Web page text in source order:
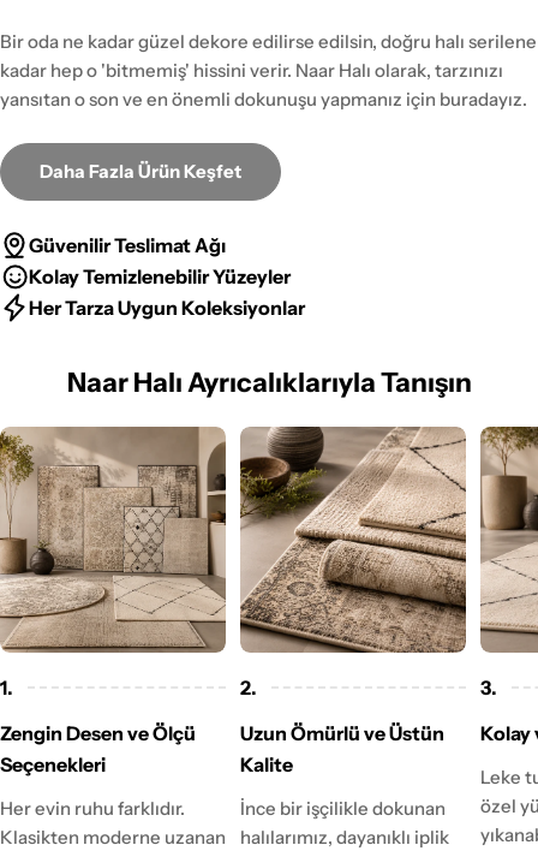
Bir oda ne kadar güzel dekore edilirse edilsin, doğru halı serilene
kadar hep o 'bitmemiş' hissini verir. Naar Halı olarak, tarzınızı
yansıtan o son ve en önemli dokunuşu yapmanız için buradayız.
Daha Fazla Ürün Keşfet
Güvenilir Teslimat Ağı
Kolay Temizlenebilir Yüzeyler
Her Tarza Uygun Koleksiyonlar
Naar Halı Ayrıcalıklarıyla Tanışın
1.
Zengin Desen ve Ölçü
Seçenekleri
Her evin ruhu farklıdır.
Klasikten moderne uzanan
2.
Uzun Ömürlü ve Üstün
Kalite
İnce bir işçilikle dokunan
halılarımız, dayanıklı iplik
3.
Kolay
Leke
özel